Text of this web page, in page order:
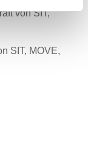
von SIT,
SIT, MOVE,